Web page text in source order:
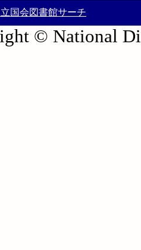
国会図書館サーチ
© National